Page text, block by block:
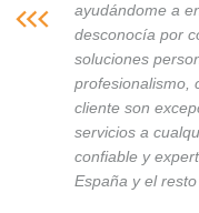
ayudándome a
desconocía por
soluciones
profesionalismo,
cliente son
servicios a
confiable y
España y el